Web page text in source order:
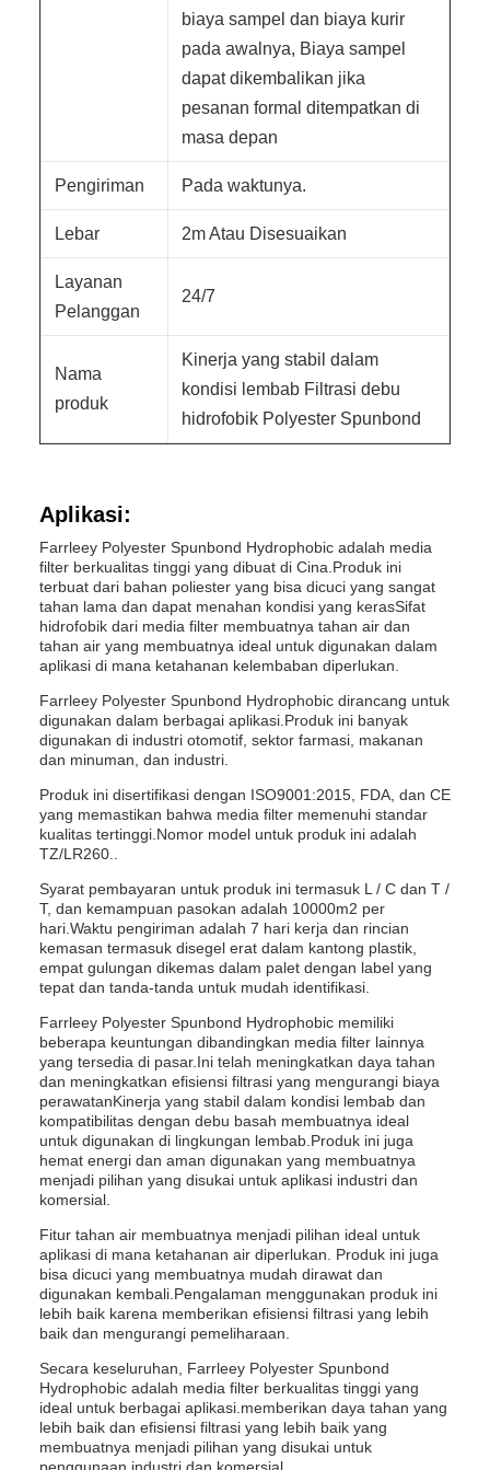
biaya sampel dan biaya kurir
pada awalnya, Biaya sampel
dapat dikembalikan jika
pesanan formal ditempatkan di
masa depan
Pengiriman Pada waktunya.
Lebar 2m Atau Disesuaikan
Layanan
Pelanggan
24/7
Nama
produk
Kinerja yang stabil dalam
kondisi lembab Filtrasi debu
hidrofobik Polyester Spunbond
Aplikasi:
Farrleey Polyester Spunbond Hydrophobic adalah media
filter berkualitas tinggi yang dibuat di Cina.Produk ini
terbuat dari bahan poliester yang bisa dicuci yang sangat
tahan lama dan dapat menahan kondisi yang kerasSifat
hidrofobik dari media filter membuatnya tahan air dan
tahan air yang membuatnya ideal untuk digunakan dalam
aplikasi di mana ketahanan kelembaban diperlukan.
Farrleey Polyester Spunbond Hydrophobic dirancang untuk
digunakan dalam berbagai aplikasi.Produk ini banyak
digunakan di industri otomotif, sektor farmasi, makanan
dan minuman, dan industri.
Produk ini disertifikasi dengan ISO9001:2015, FDA, dan CE
yang memastikan bahwa media filter memenuhi standar
kualitas tertinggi.Nomor model untuk produk ini adalah
TZ/LR260..
Syarat pembayaran untuk produk ini termasuk L / C dan T /
T, dan kemampuan pasokan adalah 10000m2 per
hari.Waktu pengiriman adalah 7 hari kerja dan rincian
kemasan termasuk disegel erat dalam kantong plastik,
empat gulungan dikemas dalam palet dengan label yang
tepat dan tanda-tanda untuk mudah identifikasi.
Farrleey Polyester Spunbond Hydrophobic memiliki
beberapa keuntungan dibandingkan media filter lainnya
yang tersedia di pasar.Ini telah meningkatkan daya tahan
dan meningkatkan efisiensi filtrasi yang mengurangi biaya
perawatanKinerja yang stabil dalam kondisi lembab dan
kompatibilitas dengan debu basah membuatnya ideal
untuk digunakan di lingkungan lembab.Produk ini juga
hemat energi dan aman digunakan yang membuatnya
menjadi pilihan yang disukai untuk aplikasi industri dan
komersial.
Fitur tahan air membuatnya menjadi pilihan ideal untuk
aplikasi di mana ketahanan air diperlukan. Produk ini juga
bisa dicuci yang membuatnya mudah dirawat dan
digunakan kembali.Pengalaman menggunakan produk ini
lebih baik karena memberikan efisiensi filtrasi yang lebih
baik dan mengurangi pemeliharaan.
Secara keseluruhan, Farrleey Polyester Spunbond
Hydrophobic adalah media filter berkualitas tinggi yang
ideal untuk berbagai aplikasi.memberikan daya tahan yang
lebih baik dan efisiensi filtrasi yang lebih baik yang
membuatnya menjadi pilihan yang disukai untuk